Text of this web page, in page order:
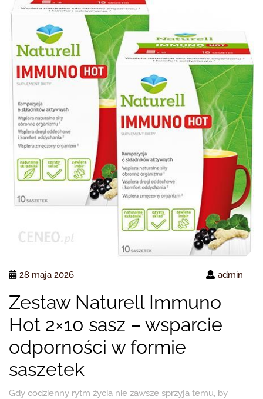
28 maja 2026 admin
Zestaw Naturell Immuno
Hot 2×10 sasz – wsparcie
odporności w formie
saszetek
Gdy codzienny rytm życia nie zawsze sprzyja temu, by